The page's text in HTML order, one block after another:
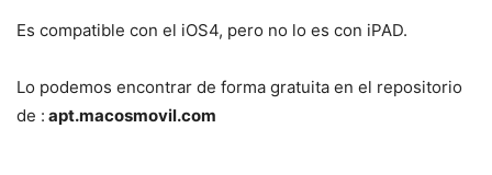
Es compatible con el iOS4, pero no lo es con iPAD.
Lo podemos encontrar de forma gratuita en el repositorio
de : apt.macosmovil.com